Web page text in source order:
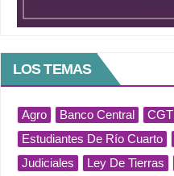
LOS TEMAS
Agro Banco Central CGT
Estudiantes De Río Cuarto
Judiciales
Ley De Tierras